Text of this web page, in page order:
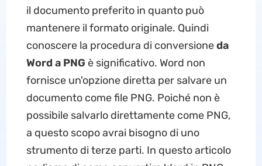
il documento preferito in quanto può
mantenere il formato originale. Quindi
conoscere la procedura di conversioneda
Word a PNG è significativo. Word non
fornisce un'opzione diretta per salvare un
documento come file PNG. Poiché non è
possibile salvarlo direttamente come PNG,
a questo scopo avrai bisogno di uno
strumento di terze parti. In questo articolo